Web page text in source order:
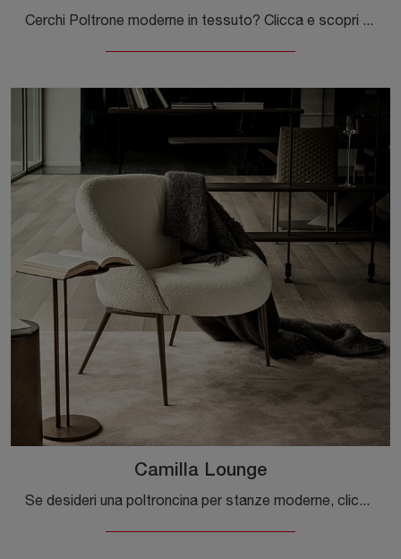
Cerchi Poltrone moderne in tessuto? Clicca e scopri di più sul modello Margaret di Cattelan Italia.
Camilla Lounge
Se desideri una poltroncina per stanze moderne, clicca e leggi di più sul modello Camilla Lounge in tessuto dell'azienda Cattelan Italia.